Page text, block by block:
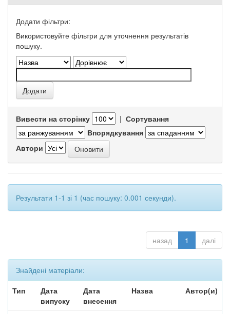
Додати фільтри:
Використовуйте фільтри для уточнення результатів
пошуку.
Вивести на сторінку | Сортування
Впорядкування
Автори
Результати 1-1 зі 1 (час пошуку: 0.001 секунди).
назад 1 далі
Знайдені матеріали:
Тип
Дата
випуску
Дата
внесення
Назва Автор(и)